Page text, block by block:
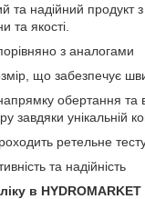
та надійний продукт
та якості.
з аналогами
що забезпечує
обертання та
завдяки унікальній
ретельне
та надійність
в